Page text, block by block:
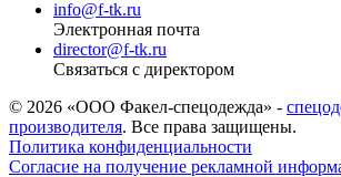
info@f-tk.ru
Электронная почта
director@f-tk.ru
Связаться с директором
© 2026 «ООО Факел-спецодежда» -
производителя. Все права защищены.
Политика конфиденциальности
Согласие на получение рекламной